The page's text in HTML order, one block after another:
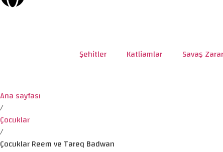
Şehitler Katliamlar Savaş
Ana sayfası
/
Çocuklar
/
Çocuklar Reem ve Tareq Badwan